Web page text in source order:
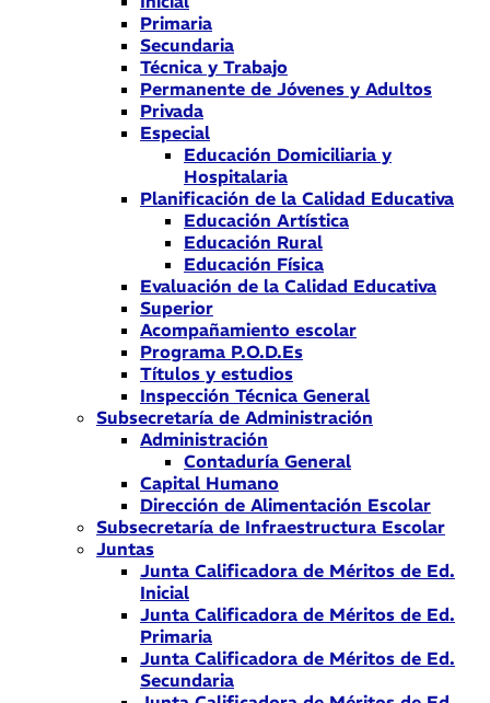
Primaria
Secundaria
Técnica y Trabajo
Permanente de Jóvenes y Adultos
Privada
Especial
Educación Domiciliaria y
Hospitalaria
Planificación de la Calidad Educativa
Educación Artística
Educación Rural
Educación Física
Evaluación de la Calidad Educativa
Superior
Acompañamiento escolar
Programa P.O.D.Es
Títulos y estudios
Inspección Técnica General
Subsecretaría de Administración
Administración
Contaduría General
Capital Humano
Dirección de Alimentación Escolar
Subsecretaría de Infraestructura Escolar
Juntas
Junta Calificadora de Méritos de Ed.
Inicial
Junta Calificadora de Méritos de Ed.
Primaria
Junta Calificadora de Méritos de Ed.
Secundaria